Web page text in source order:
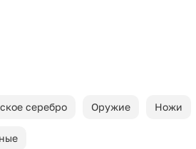
серебро Оружие Ножи